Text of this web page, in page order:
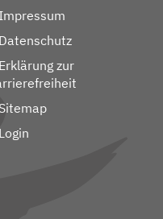
Impressum
Datenschutz
Erklärung zur
Sitemap